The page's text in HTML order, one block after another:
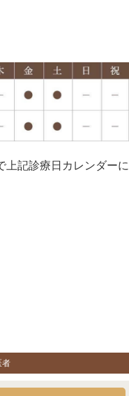
記診療日カレンダーに
者